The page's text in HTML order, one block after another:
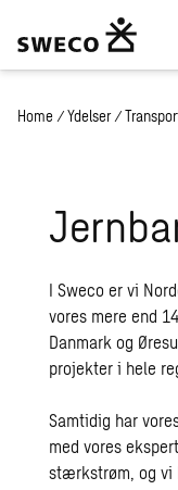
Home / Ydelser /
I Sweco er vi
vores mere end
Danmark og
projekter i hele
Samtidig har
med vores
stærkstrøm, og vi